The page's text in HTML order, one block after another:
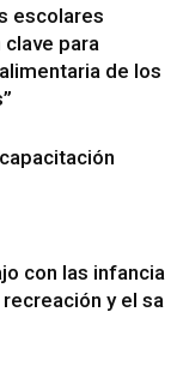
escolares
para
de los
con las infancias
y el